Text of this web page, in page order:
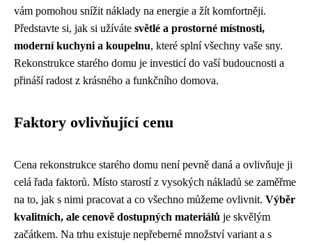
vám pomohou snížit náklady na energie a žít komfortněji.
Představte si, jak si užíváte světlé a prostorné místnosti,
moderní kuchyni a koupelnu, které splní všechny vaše sny.
Rekonstrukce starého domu je investicí do vaší budoucnosti a
přináší radost z krásného a funkčního domova.
Faktory ovlivňující cenu
Cena rekonstrukce starého domu není pevně daná a ovlivňuje ji
celá řada faktorů. Místo starostí z vysokých nákladů se zaměřme
na to, jak s nimi pracovat a co všechno můžeme ovlivnit. Výběr
kvalitních, ale cenově dostupných materiálů je skvělým
začátkem. Na trhu existuje nepřeberné množství variant a s